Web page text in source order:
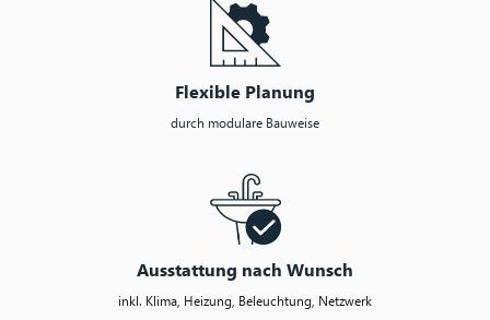
Flexible Planung
durch modulare Bauweise
Ausstattung nach Wunsch
inkl. Klima, Heizung, Beleuchtung, Netzwerk